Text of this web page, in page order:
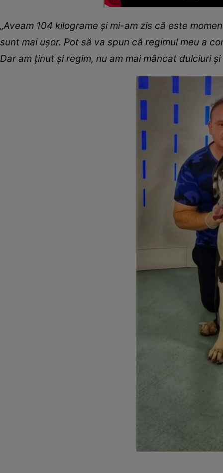
„Aveam 104 kilograme și mi-am zis că este
sunt mai ușor. Pot să va spun că regimul meu a
Dar am ținut și regim, nu am mai mâncat dulciuri